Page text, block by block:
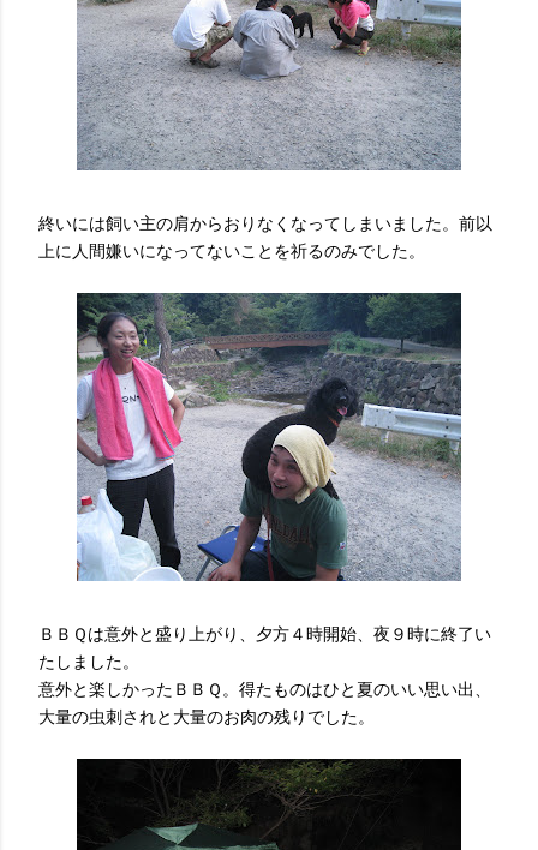
終いには飼い主の肩からおりなくなってしまいました。前以
上に人間嫌いになってないことを祈るのみでした。
ＢＢＱは意外と盛り上がり、夕方４時開始、夜９時に終了い
たしました。
意外と楽しかったＢＢＱ。得たものはひと夏のいい思い出、
大量の虫刺されと大量のお肉の残りでした。